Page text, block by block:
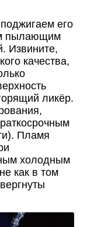
его
пылающим
Извините,
качества,
ликёр.
Пламя
холодным
как в том